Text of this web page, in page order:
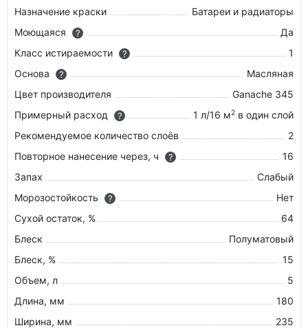
Назначение краски
Батареи и радиаторы
Моющаяся
?
Да
Класс истираемости
?
1
Основа
?
Масляная
Цвет производителя
Ganache 345
Примерный расход
? 1 л/16 м2 в один слой
Рекомендуемое количество слоёв
2
Повторное нанесение через, ч
?
16
Запах
Слабый
Морозостойкость
?
Нет
Сухой остаток, %
64
Блеск
Полуматовый
Блеск, %
15
Объем, л
5
Длина, мм
180
Ширина, мм
235